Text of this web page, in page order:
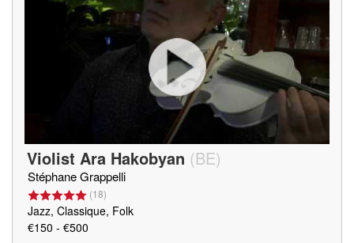
Violist Ara Hakobyan (BE)
Stéphane Grappelli
(18)
Jazz, Classique, Folk
€150 - €500